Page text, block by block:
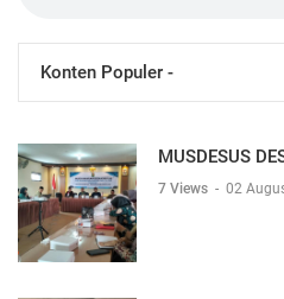
Konten Populer -
MUSDESUS
7 Views - 02